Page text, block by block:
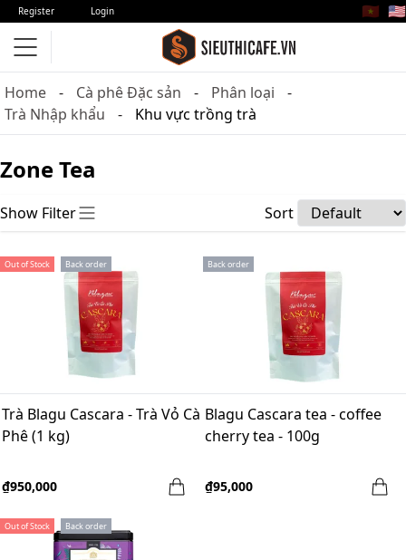
Register Login 🇻🇳 🇺🇸
Home Cà phê Đặc sản
Phân loại
Trà Nhập khẩu
Khu vực trồng trà
Zone Tea
Show Filter Sort
Out of Stock Back order
Trà Blagu Cascara - Trà Vỏ Cà
Phê (1 kg)
₫950,000
Back order
Blagu Cascara tea - coffee
cherry tea - 100g
₫95,000
Out of Stock Back order